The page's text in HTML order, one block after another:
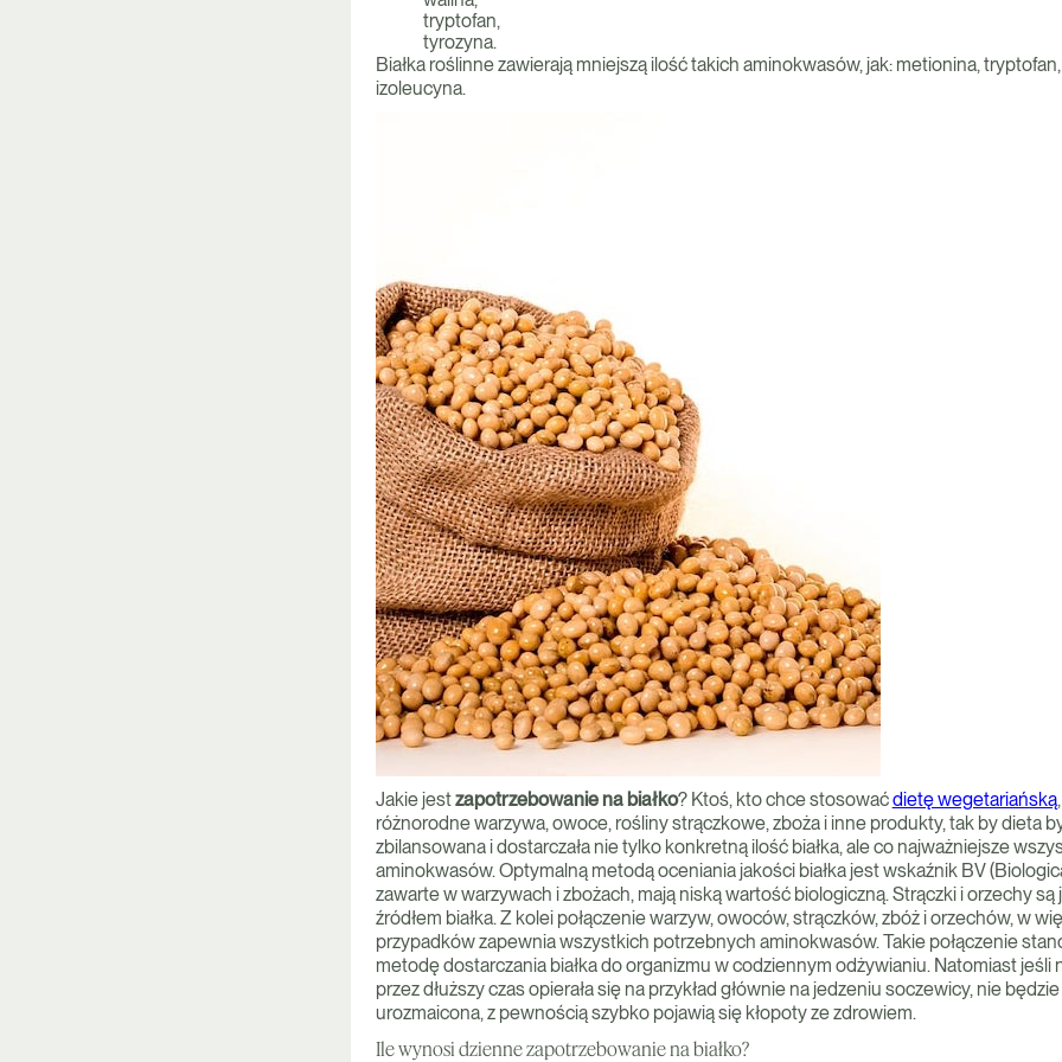
tryptofan,
tyrozyna.
Białka roślinne zawierają mniejszą ilość takich aminokwasów, jak: metionina,
izoleucyna.
Jakie jestzapotrzebowanie na białko? Ktoś, kto chce stosowaćdietę wegetariańską
różnorodne warzywa, owoce, rośliny strączkowe, zboża i inne produkty, tak by dieta
zbilansowana i dostarczała nie tylko konkretną ilość białka, ale co najważniejsze
aminokwasów. Optymalną metodą oceniania jakości białka jest wskaźnik BV
zawarte w warzywach i zbożach, mają niską wartość biologiczną. Strączki i orzechy są
źródłem białka. Z kolei połączenie warzyw, owoców, strączków, zbóż i orzechów, w
przypadków zapewnia wszystkich potrzebnych aminokwasów. Takie połączenie
metodę dostarczania białka do organizmu w codziennym odżywianiu. Natomiast jeśli
przez dłuższy czas opierała się na przykład głównie na jedzeniu soczewicy, nie
urozmaicona, z pewnością szybko pojawią się kłopoty ze zdrowiem.
Ile wynosi dzienne zapotrzebowanie na białko?